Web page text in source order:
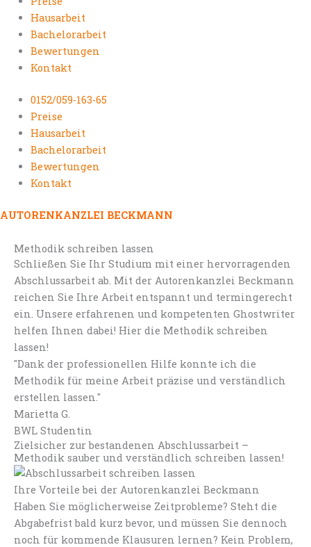
Hausarbeit
Bachelorarbeit
Bewertungen
Kontakt
0152/059-163-65
Preise
Hausarbeit
Bachelorarbeit
Bewertungen
Kontakt
AUTORENKANZLEI BECKMANN
Methodik schreiben lassen
Schließen Sie Ihr Studium mit einer hervorragenden
Abschlussarbeit ab. Mit der Autorenkanzlei Beckmann
reichen Sie Ihre Arbeit entspannt und termingerecht
ein. Unsere erfahrenen und kompetenten Ghostwriter
helfen Ihnen dabei! Hier die Methodik schreiben
lassen!
"Dank der professionellen Hilfe konnte ich die
Methodik für meine Arbeit präzise und verständlich
erstellen lassen."
Marietta G.
BWL Studentin
Zielsicher zur bestandenen Abschlussarbeit –
Methodik sauber und verständlich schreiben lassen!
Ihre Vorteile bei der Autorenkanzlei Beckmann
Haben Sie möglicherweise Zeitprobleme? Steht die
Abgabefrist bald kurz bevor, und müssen Sie dennoch
noch für kommende Klausuren lernen? Kein Problem,